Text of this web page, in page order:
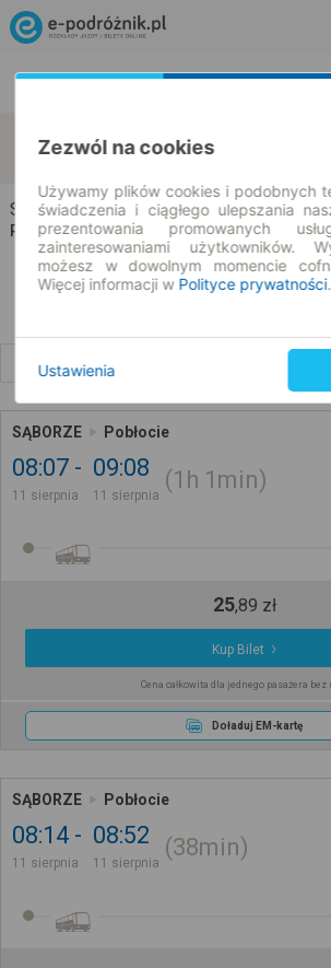
Sąborze
Pobłocie
11.08.2026 | -- : --
Sąborze → Pobłocie
Rozkład jazdy i bilety
SĄBORZE Pobłocie
08:07
11 sierpnia
09:08
11 sierpnia
1h 1min
25,89 zł
Kup Bilet
Cena całkowita dla jednego pasażera bez
Doładuj EM-kartę
SĄBORZE Pobłocie
08:14
11 sierpnia
08:52
11 sierpnia
38min
Zezwól na cookies
Używamy plików cookies i podobnych
świadczenia i ciągłego ulepszania
prezentowania promowanych
zainteresowaniami użytkowników.
możesz w dowolnym momencie
Więcej informacji w Polityce prywatności.
Ustawienia